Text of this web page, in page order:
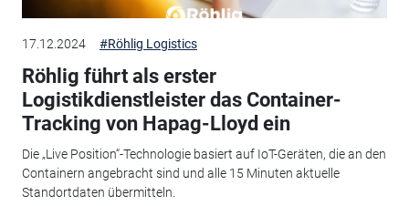
17.12.2024 #Röhlig Logistics
Röhlig führt als erster
Logistikdienstleister das Container-
Tracking von Hapag-Lloyd ein
Die „Live Position“-Technologie basiert auf IoT-Geräten, die an den
Containern angebracht sind und alle 15 Minuten aktuelle
Standortdaten übermitteln.